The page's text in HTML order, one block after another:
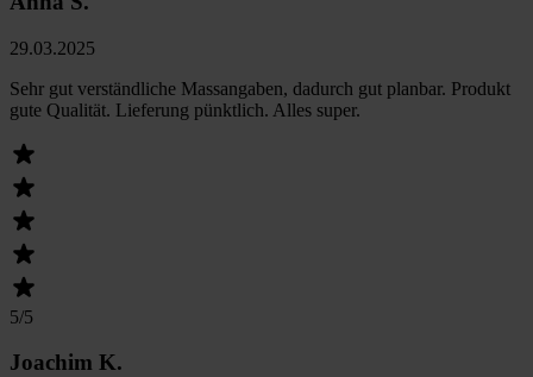
29.03.2025
Sehr gut verständliche Massangaben, dadurch gut planbar. Produkt
gute Qualität. Lieferung pünktlich. Alles super.
5/5
Joachim K.